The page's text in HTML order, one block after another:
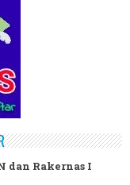
dan Rakernas I